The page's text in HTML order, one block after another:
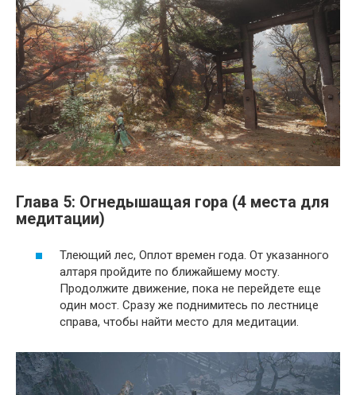
Глава 5: Огнедышащая гора (4 места для
медитации)
Тлеющий лес, Оплот времен года. От указанного
алтаря пройдите по ближайшему мосту.
Продолжите движение, пока не перейдете еще
один мост. Сразу же поднимитесь по лестнице
справа, чтобы найти место для медитации.